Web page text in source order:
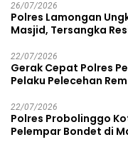
26/07/2026
Polres Lamongan
Masjid, Tersangka
22/07/2026
Gerak Cepat Polres
Pelaku Pelecehan
22/07/2026
Polres Probolinggo
Pelempar Bondet di